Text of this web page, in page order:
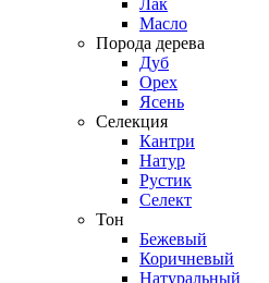
Лак
Масло
Порода дерева
Дуб
Орех
Ясень
Селекция
Кантри
Натур
Рустик
Селект
Тон
Бежевый
Коричневый
Натуральный